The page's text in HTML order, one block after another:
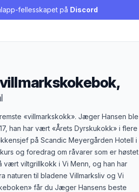
fellesskapet på Discord
«villmarkskokk». Jæger Hansen ble
han har vært «Årets Dyrskukokk» i flere
på Scandic Meyergården Hotell i
og foredrag om råvarer som er høstet
vært viltgrillkokk i Vi Menn, og han har
naturen til bladene Villmarksliv og Vi
får du Jæger Hansens beste